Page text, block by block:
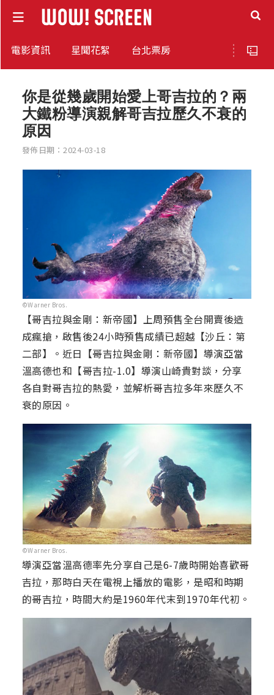
電影資訊 星聞花絮 台北票房
你是從幾歲開始愛上哥吉拉的？兩
大鐵粉導演親解哥吉拉歷久不衰的
原因
發佈日期：2024-03-18
©Warner Bros.
【哥吉拉與金剛：新帝國】上周預售全台開賣後造
成瘋搶，啟售後24小時預售成績已超越【沙丘：第
二部】。近日【哥吉拉與金剛：新帝國】導演亞當
溫高德也和【哥吉拉-1.0】導演山崎貴對談，分享
各自對哥吉拉的熱愛，並解析哥吉拉多年來歷久不
衰的原因。
©Warner Bros.
導演亞當溫高德率先分享自己是6-7歲時開始喜歡哥
吉拉，那時白天在電視上播放的電影，是昭和時期
的哥吉拉，時間大約是1960年代末到1970年代初。